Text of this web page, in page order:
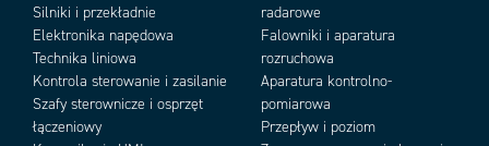
Silniki i przekładnie
Elektronika napędowa
Technika liniowa
Kontrola sterowanie i zasilanie
Szafy sterownicze i osprzęt
łączeniowy
radarowe
Falowniki i aparatura
rozruchowa
Aparatura kontrolno-
pomiarowa
Przepływ i poziom